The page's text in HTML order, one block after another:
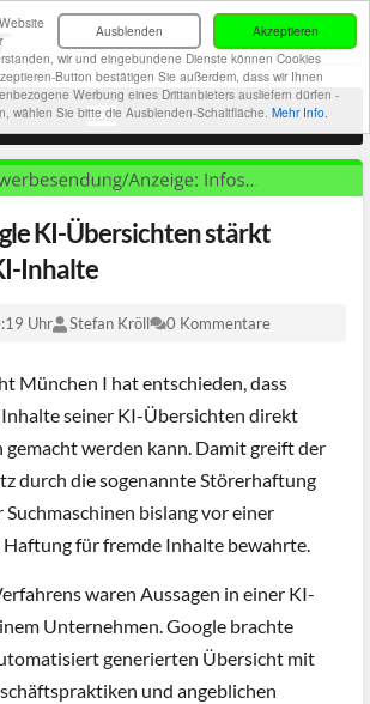
Akzeptieren
Ausblenden
wir und eingebundene Dienste können Cookies
Button bestätigen Sie außerdem, dass wir Ihnen
Werbung eines Drittanbieters ausliefern dürfen -
wählen Sie bitte die Ausblenden-Schaltfläche. Mehr Info.
KI-Übersichten stärkt
Inhalte
Uhr Stefan Kröll 0 Kommentare
München I hat entschieden, dass
seiner KI-Übersichten direkt
werden kann. Damit greift der
durch die sogenannte Störerhaftung
Suchmaschinen bislang vor einer
für fremde Inhalte bewahrte.
waren Aussagen in einer KI-
Unternehmen. Google brachte
generierten Übersicht mit
und angeblichen